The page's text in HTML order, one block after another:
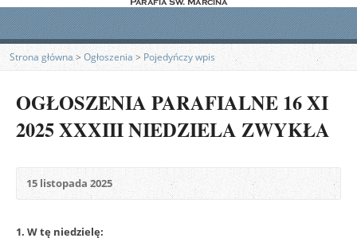
Strona główna> Ogłoszenia>Pojedyńczy wpis
OGŁOSZENIA PARAFIALNE 16 XI
2025 XXXIII NIEDZIELA ZWYKŁA
15 listopada 2025
1. W tę niedzielę: